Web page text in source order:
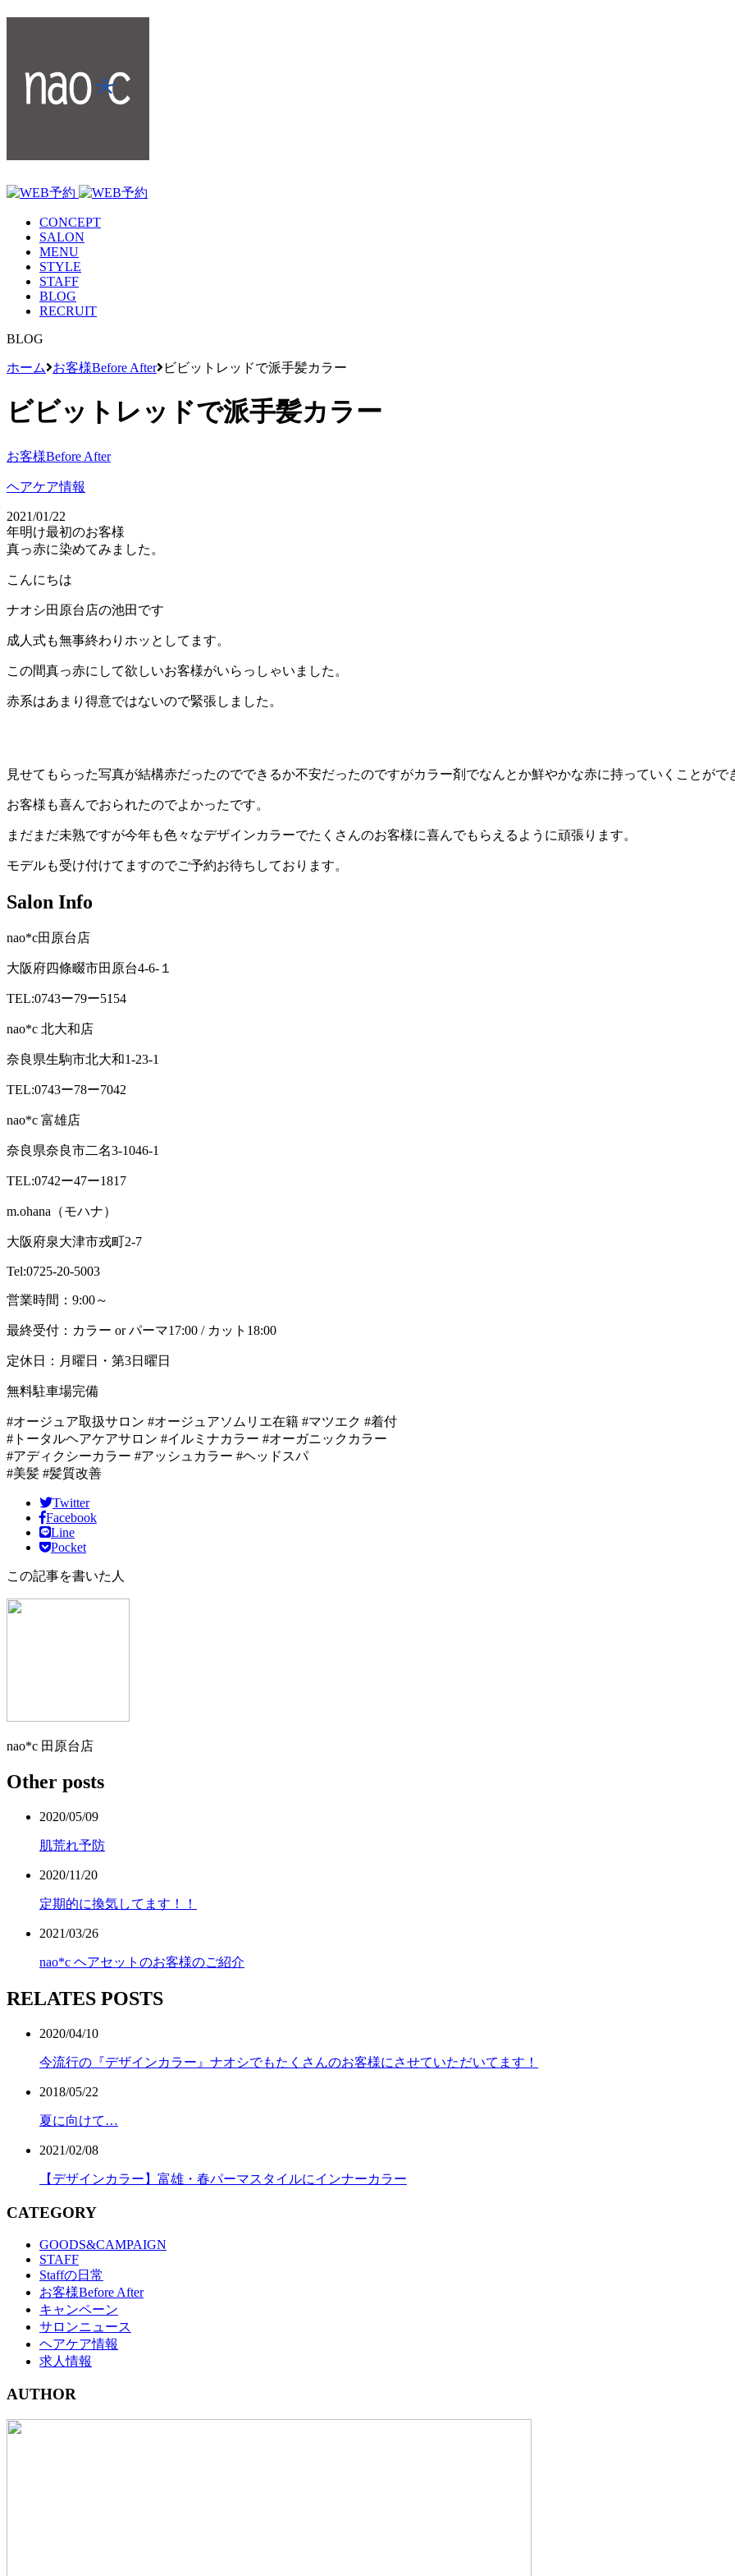
CONCEPT
SALON
MENU
STYLE
STAFF
BLOG
RECRUIT
BLOG
ホーム お客様Before After ビビットレッドで派手髪カラー
ビビットレッドで派手髪カラー
お客様Before After
ヘアケア情報
2021/01/22
年明け最初のお客様
真っ赤に染めてみました。
こんにちは
ナオシ田原台店の池田です
成人式も無事終わりホッとしてます。
この間真っ赤にして欲しいお客様がいらっしゃいました。
赤系はあまり得意ではないので緊張しました。
見せてもらった写真が結構赤だったのでできるか不安だったのですがカラー剤でなんとか鮮やかな赤に持っていくことがで
お客様も喜んでおられたのでよかったです。
まだまだ未熟ですが今年も色々なデザインカラーでたくさんのお客様に喜んでもらえるように頑張ります。
モデルも受け付けてますのでご予約お待ちしております。
Salon Info
nao*c田原台店
大阪府四條畷市田原台4-6-１
TEL:0743ー79ー5154
nao*c 北大和店
奈良県生駒市北大和1-23-1
TEL:0743ー78ー7042
nao*c 富雄店
奈良県奈良市二名3-1046-1
TEL:0742ー47ー1817
m.ohana（モハナ）
大阪府泉大津市戎町2-7
Tel:0725-20-5003
営業時間：9:00～
最終受付：カラー or パーマ17:00 / カット18:00
定休日：月曜日・第3日曜日
無料駐車場完備
#オージュア取扱サロン #オージュアソムリエ在籍 #マツエク #着付
#トータルヘアケアサロン #イルミナカラー #オーガニックカラー
#アディクシーカラー #アッシュカラー #ヘッドスパ
#美髪 #髪質改善
Twitter
Facebook
Line
Pocket
この記事を書いた人
nao*c 田原台店
Other posts
2020/05/09
肌荒れ予防
2020/11/20
定期的に換気してます！！
2021/03/26
nao*c ヘアセットのお客様のご紹介
RELATES POSTS
2020/04/10
今流行の『デザインカラー』ナオシでもたくさんのお客様にさせていただいてます！
2018/05/22
夏に向けて…
2021/02/08
【デザインカラー】富雄・春パーマスタイルにインナーカラー
CATEGORY
GOODS&CAMPAIGN
STAFF
Staffの日常
お客様Before After
キャンペーン
サロンニュース
ヘアケア情報
求人情報
AUTHOR